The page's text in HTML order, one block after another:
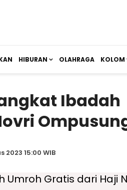
HIBURAN OLAHRAGA KOLOM
Ibadah
2023 15:00 WIB